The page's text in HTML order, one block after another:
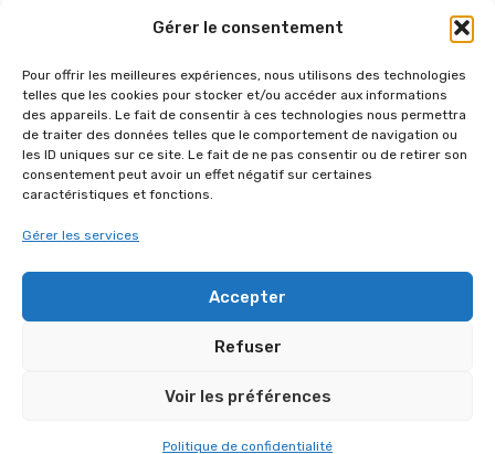
Gérer le consentement
Pour offrir les meilleures expériences, nous utilisons des technologies
telles que les cookies pour stocker et/ou accéder aux informations
des appareils. Le fait de consentir à ces technologies nous permettra
de traiter des données telles que le comportement de navigation ou
les ID uniques sur ce site. Le fait de ne pas consentir ou de retirer son
consentement peut avoir un effet négatif sur certaines
caractéristiques et fonctions.
Gérer les services
Accepter
Refuser
Voir les préférences
Politique de confidentialité
“CONCERT”